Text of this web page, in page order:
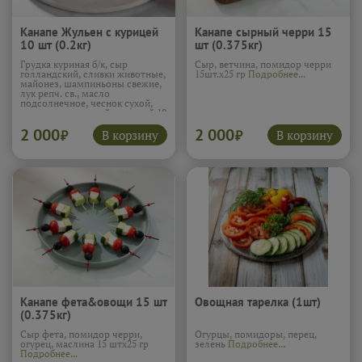
Канапе Жульен с курицей
10 шт (0.2кг)
Грудка куриная б/к, сыр
голландский, сливки животные,
майонез, шампиньоны свежие,
лук репч. св., масло
подсолнечное, чеснок сухой,
соль, перец черный молотый 10
Подробнее...
2 000₽ В корзину
Канапе сырный черри 15
шт (0.375кг)
Сыр, ветчина, помидор черри
15шт.х25 гр Подробнее...
2 000₽ В корзину
Канапе фета&овощи 15 шт
(0.375кг)
Сыр фета, помидор черри,
огурец, маслина 15 штх25 гр
Подробнее...
Овощная тарелка (1шт)
Огурцы, помидоры, перец,
зелень Подробнее...